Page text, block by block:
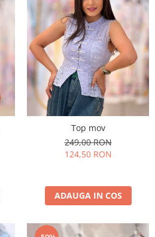
Top mov
249,00 RON
124,50 RON
ADAUGA IN COS